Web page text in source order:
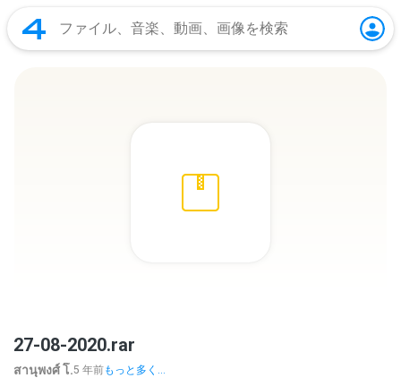
27-08-2020.rar
สานุพงศ์ โ.5 年前もっと多く...